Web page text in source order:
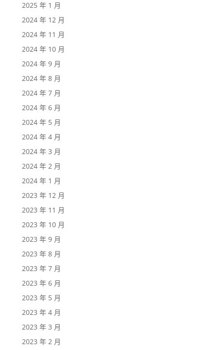
2025 年 1 月
2024 年 12 月
2024 年 11 月
2024 年 10 月
2024 年 9 月
2024 年 8 月
2024 年 7 月
2024 年 6 月
2024 年 5 月
2024 年 4 月
2024 年 3 月
2024 年 2 月
2024 年 1 月
2023 年 12 月
2023 年 11 月
2023 年 10 月
2023 年 9 月
2023 年 8 月
2023 年 7 月
2023 年 6 月
2023 年 5 月
2023 年 4 月
2023 年 3 月
2023 年 2 月